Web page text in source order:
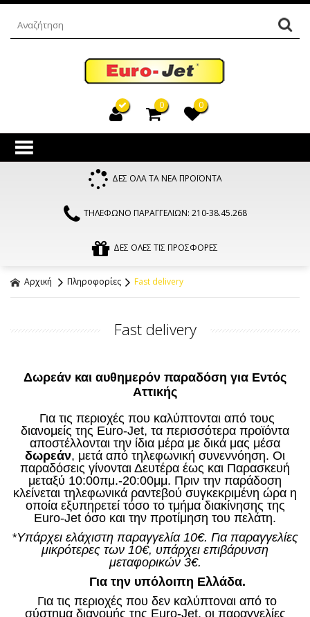
0 0
ΔΕΣ ΟΛΑ ΤΑ ΝΕΑ ΠΡΟΪΟΝΤΑ
ΤΗΛΕΦΩΝΟ ΠΑΡΑΓΓΕΛΙΩΝ: 210-38.45.268
ΔΕΣ ΟΛΕΣ ΤΙΣ ΠΡΟΣΦΟΡΕΣ
Αρχική Πληροφορίες Fast delivery
Fast delivery
Δωρεάν και αυθημερόν παραδόση για Εντός
Αττικής
Για τις περιοχές που καλύπτονται από τους
διανομείς της Euro-Jet, τα περισσότερα προϊόντα
αποστέλλονται την ίδια μέρα με δικά μας μέσα
δωρεάν, μετά από τηλεφωνική συνεννόηση. Οι
παραδόσεις γίνονται Δευτέρα έως και Παρασκευή
μεταξύ 10:00πμ.-20:00μμ. Πριν την παράδοση
κλείνεται τηλεφωνικά ραντεβού συγκεκριμένη ώρα η
οποία εξυπηρετεί τόσο το τμήμα διακίνησης της
Euro-Jet όσο και την προτίμηση του πελάτη.
*Υπάρχει ελάχιστη παραγγελία 10€. Για παραγγελίες
μικρότερες των 10€, υπάρχει επιβάρυνση
μεταφορικών 3€.
Για την υπόλοιπη Ελλάδα.
Για τις περιοχές που δεν καλύπτοναι από το
σύστημα διανομής της Euro-Jet, οι παραγγελίες